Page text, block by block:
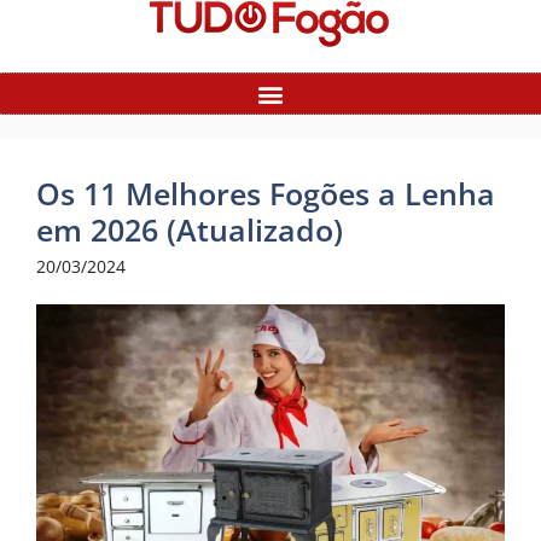
Os 11 Melhores Fogões a Lenha
em 2026 (Atualizado)
20/03/2024